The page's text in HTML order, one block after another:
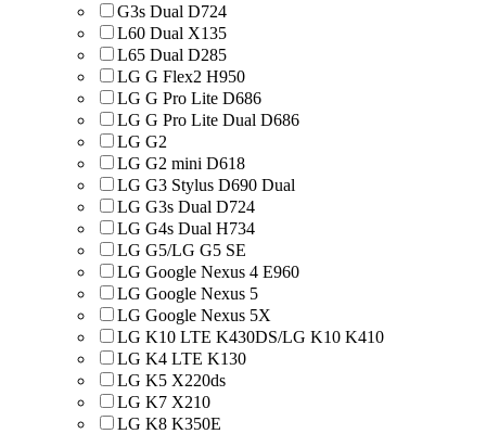
G3s Dual D724
L60 Dual X135
L65 Dual D285
LG G Flex2 H950
LG G Pro Lite D686
LG G Pro Lite Dual D686
LG G2
LG G2 mini D618
LG G3 Stylus D690 Dual
LG G3s Dual D724
LG G4s Dual H734
LG G5/LG G5 SE
LG Google Nexus 4 E960
LG Google Nexus 5
LG Google Nexus 5X
LG K10 LTE K430DS/LG K10 K410
LG K4 LTE K130
LG K5 X220ds
LG K7 X210
LG K8 K350E